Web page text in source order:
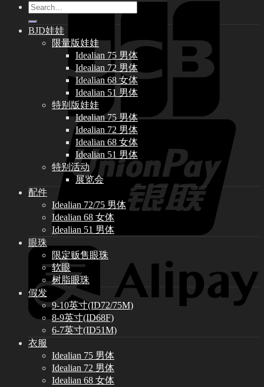
Search
for:
BJD娃娃
限量版娃娃
Idealian 75 男体
Idealian 72 男体
Idealian 68 女体
Idealian 51 男体
特别版娃娃
Idealian 75 男体
Idealian 72 男体
Idealian 68 女体
Idealian 51 男体
特别活动
展览会
配件
Idealian 72/75 男体
Idealian 68 女体
Idealian 51 男体
眼珠
限定贩售眼珠
软眼
树脂眼珠
假发
9-10英寸(ID72/75M)
8-9英寸(ID68F)
6-7英寸(ID51M)
衣服
Idealian 75 男体
Idealian 72 男体
Idealian 68 女体